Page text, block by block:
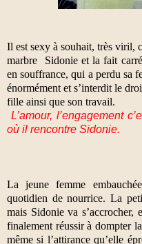
Il est sexy à souhait, très viril,
marbre
Sidonie et la fait
en souffrance, qui a perdu sa
énormément et s’interdit le
fille ainsi que son travail.
L’amour, l’engagement
où il rencontre Sidonie.
La jeune femme
quotidien de nourrice. La
mais Sidonie va s’accrocher,
finalement réussir à dompter
même si l’attirance qu’elle